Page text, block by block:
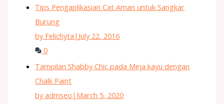
Tips Pengaplikasian Cat Aman untuk Sangkar
Burung
by Felichyta | July 22, 2016
0
Tampilan Shabby Chic pada Meja kayu dengan
Chalk Paint
by admseo | March 5, 2020